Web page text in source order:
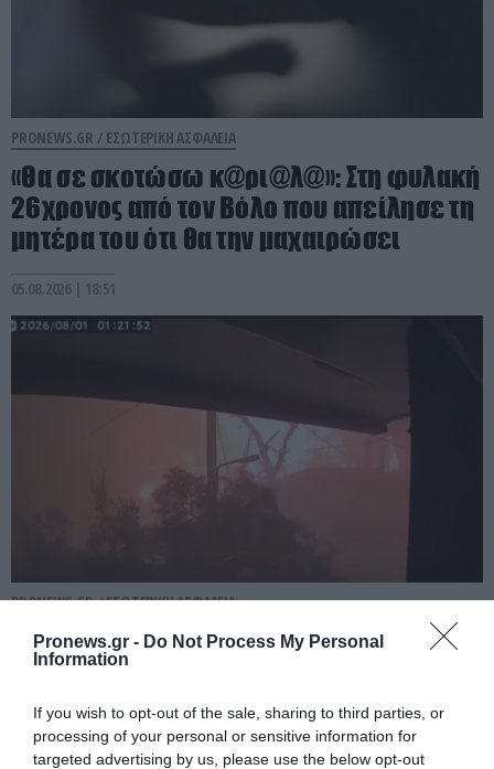
Pronews.gr - Do Not Process My Personal
Information
If you wish to opt-out of the sale, sharing to third parties, or
processing of your personal or sensitive information for
targeted advertising by us, please use the below opt-out
PRONEWS.GR / ΕΣΩΤΕΡΙΚΗ ΑΣΦΑΛΕΙΑ
«Θα σε σκοτώσω κ@ρι@λ@»: Στη φυλακή
26χρονος από τον Βόλο που απείλησε τη
μητέρα του ότι θα την μαχαιρώσει
05.08.2026 | 18:51
PRONEWS.GR /ΕΣΩΤΕΡΙΚΗ ΑΣΦΑΛΕΙΑ
Συγκλονιστικά πλάνα: Η στιγμή που
άρχισε η πύρινη «κόλαση» στο Πόρτο
Γερμενό και δεν άφησε τίποτα – Δείτε
βίντεο